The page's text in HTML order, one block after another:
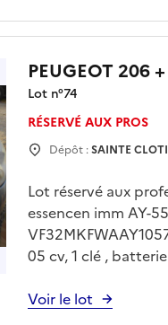
PEUGEOT 206 +
Lot n°74
RÉSERVÉ AUX PROS
Dépôt :SAINTE
Lot réservé aux
essencen imm AY-
05 cv, 1 clé ,
sur
Voir le lot